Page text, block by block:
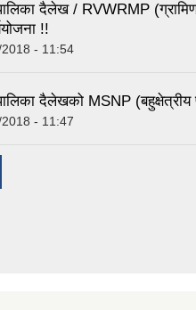
दैलेख / RVWRMP
!!
- 11:54
दैलेखको MSNP
- 11:47